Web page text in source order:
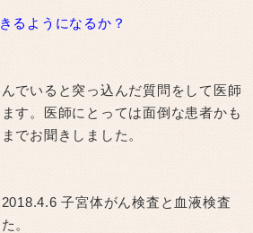
るようになるか？
でいると突っ込んだ質問をして医師
す。医師にとっては面倒な患者かも
でお聞きしました。
子宮体がん検査と血液検査
。